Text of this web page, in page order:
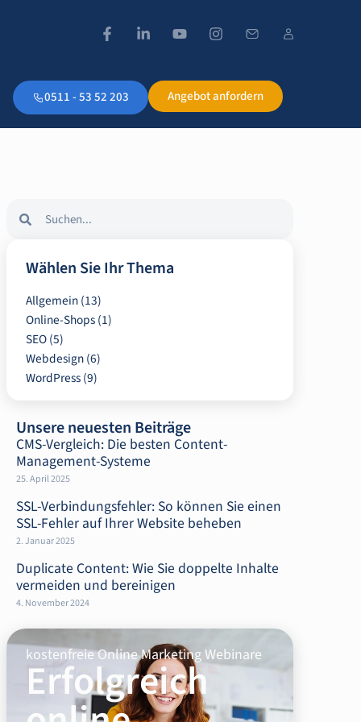
0511 - 53 52 203 Angebot anfordern
Wählen Sie Ihr Thema
Allgemein(13)
Online-Shops(1)
SEO(5)
Webdesign(6)
WordPress(9)
Unsere neuesten Beiträge
CMS-Vergleich: Die besten Content-
Management-Systeme
25. April 2025
SSL-Verbindungsfehler: So können Sie einen
SSL-Fehler auf Ihrer Website beheben
2. Januar 2025
Duplicate Content: Wie Sie doppelte Inhalte
vermeiden und bereinigen
4. November 2024
kostenfreie Online Marketing Webinare
Erfolgreich